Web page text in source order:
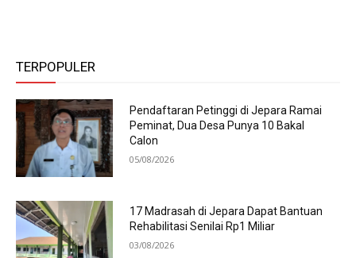
TERPOPULER
Pendaftaran Petinggi di Jepara Ramai
Peminat, Dua Desa Punya 10 Bakal
Calon
05/08/2026
17 Madrasah di Jepara Dapat Bantuan
Rehabilitasi Senilai Rp1 Miliar
03/08/2026